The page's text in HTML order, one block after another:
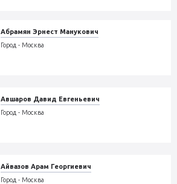
Абрамян Эрнест Манукович
Город - Москва
Авшаров Давид Евгеньевич
Город - Москва
Айвазов Арам Георгиевич
Город - Москва